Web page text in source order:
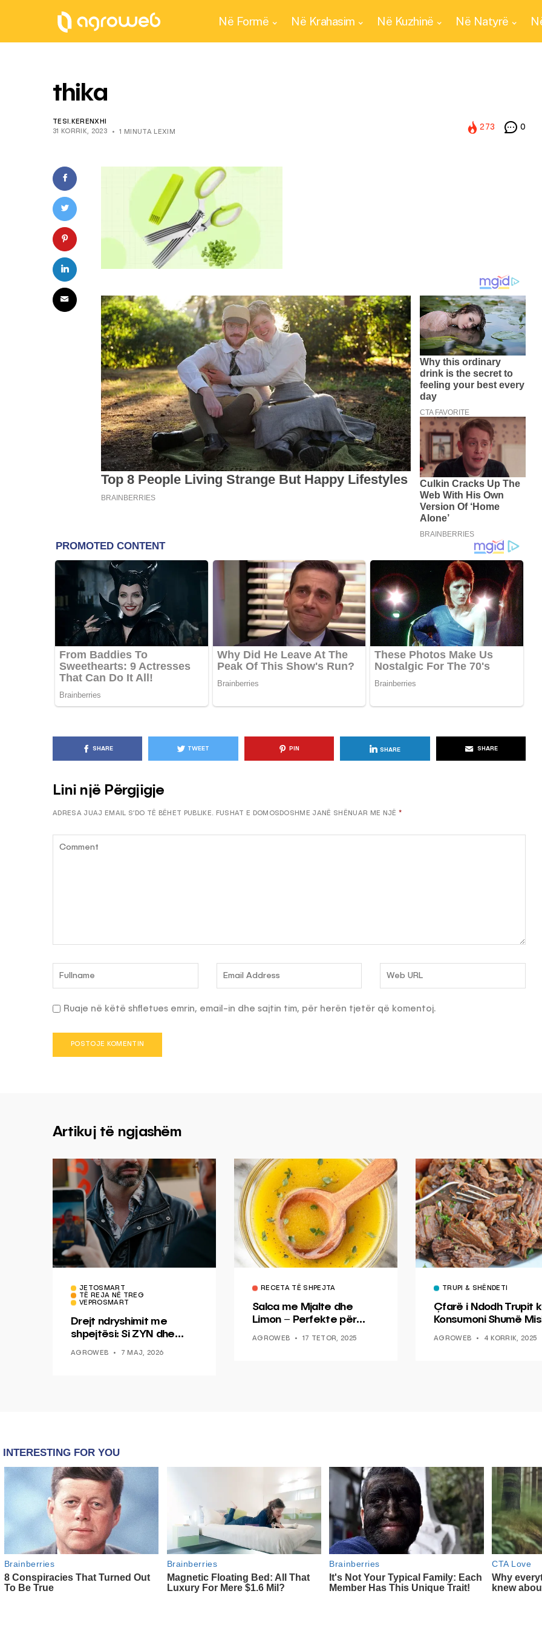
Në Formë Në Krahasim Në Kuzhinë Në Natyrë
thika
TESI.KERENXHI
31 KORRIK, 2023
1 MINUTA LEXIM
273 0
SHARE TWEET PIN SHARE SHARE
Lini një Përgjigje
ADRESA JUAJ EMAIL S’DO TË BËHET PUBLIKE. FUSHAT E DOMOSDOSHME JANË SHËNUAR ME NJË *
Ruaje në këtë shfletues emrin, email-in dhe sajtin tim, për herën tjetër që komentoj.
Pse Nuk Duhet të Përdorni
Letrën e Aluminit për Ruajtjen
e Ushqimeve
AGROWEB 7 QERSHOR, 2025
KËSHILLA & IDE
Rreziqet dhe Problemet që
Vijnë Nga Akulloret e
Vjetëruara
AGROWEB 10 QERSHOR, 2025
Artikuj të ngjashëm
JETOSMART
TË REJA NË TREG
VEPROSMART
Drejt ndryshimit me
shpejtësi: Si ZYN dhe
epokë të re pa tym
AGROWEB 7 MAJ, 2026
RECETA TË SHPEJTA
Salca me Mjalte dhe
Limon – Perfekte për
AGROWEB 17 TETOR, 2025
TRUPI & SHËNDETI
Çfarë i Ndodh Trupit
Konsumoni Shumë
AGROWEB 4 KORRIK, 2025